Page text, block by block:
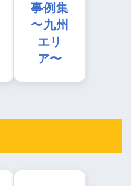
事例集
〜九州
エリ
ア〜